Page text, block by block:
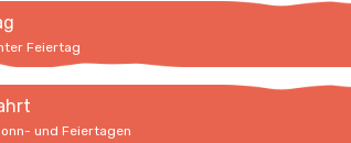
Feiertag
und Feiertagen